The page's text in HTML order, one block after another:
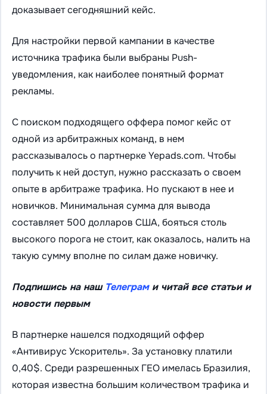
доказывает сегодняшний кейс.
Для настройки первой кампании в качестве
источника трафика были выбраны Push-
уведомления, как наиболее понятный формат
рекламы.
С поиском подходящего оффера помог кейс от
одной из арбитражных команд, в нем
рассказывалось о партнерке Yepads.com. Чтобы
получить к ней доступ, нужно рассказать о своем
опыте в арбитраже трафика. Но пускают в нее и
новичков. Минимальная сумма для вывода
составляет 500 долларов США, бояться столь
высокого порога не стоит, как оказалось, налить на
такую сумму вполне по силам даже новичку.
Подпишись на наш Телеграми читай все статьи и
новости первым
В партнерке нашелся подходящий оффер
«Антивирус Ускоритель». За установку платили
0,40$. Среди разрешенных ГЕО имелась Бразилия,
которая известна большим количеством трафика и